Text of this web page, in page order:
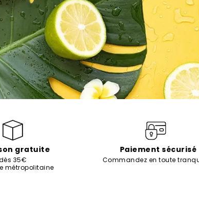
gratuite
35€
métropolitaine
Paiement sécurisé
Commandez en toute